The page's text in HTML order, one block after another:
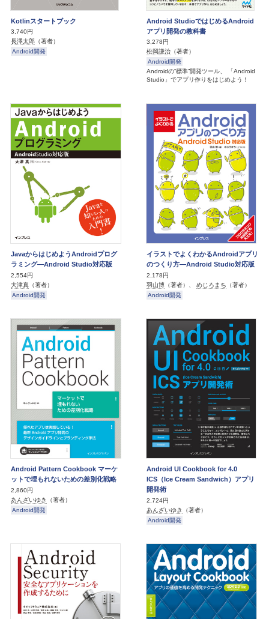
Kotlinスタートブック
3,740円
長澤太郎 （著者）
Android開発
Android StudioではじめるAndroid
アプリ開発の教科書
3,278円
松岡謙治 （著者）
Android開発
Androidの“標準”開発ツール、 「Android
Studio」でアプリ作りをはじめよう！
JavaからはじめようAndroidプログ
ラミング―Android Studio対応版
2,554円
大津真 （著者）
Android開発
イラストでよくわかるAndroidアプリ
のつくり方―Android Studio対応版
2,178円
羽山博 （著者）、 めじろまち （著者）
Android開発
Android Pattern Cookbook マーケ
ットで埋もれないための差別化戦略
2,860円
あんざいゆき
（著者）
Android開発
Android UI Cookbook for 4.0
ICS（Ice Cream Sandwich）アプリ
開発術
2,724円
あんざいゆき
（著者）
Android開発